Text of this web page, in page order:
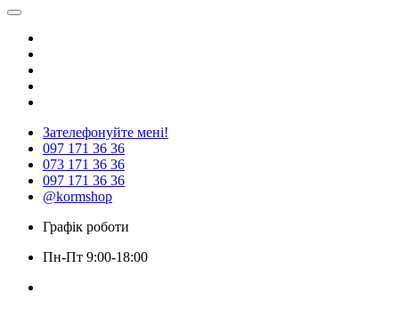
Зателефонуйте мені!
097 171 36 36
073 171 36 36
097 171 36 36
@kormshop
Графік роботи
Пн-Пт 9:00-18:00